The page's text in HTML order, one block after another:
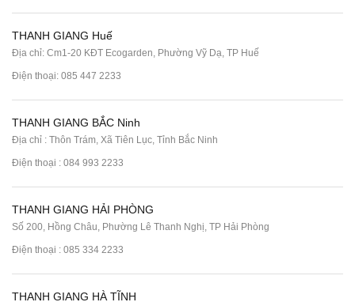
THANH GIANG Huế
Địa chỉ: Cm1-20 KĐT Ecogarden, Phường Vỹ Dạ, TP Huế
Điện thoại: 085 447 2233
THANH GIANG BẮC Ninh
Địa chỉ : Thôn Trám, Xã Tiên Lục, Tỉnh Bắc Ninh
Điện thoại : 084 993 2233
THANH GIANG HẢI PHÒNG
Số 200, Hồng Châu, Phường Lê Thanh Nghị, TP Hải Phòng
Điện thoại : 085 334 2233
THANH GIANG HÀ TĨNH